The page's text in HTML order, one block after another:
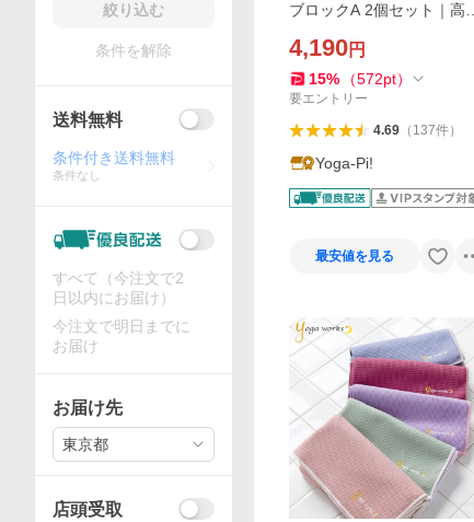
ブロックA 2個セット｜高密
骨盤 補助 プロップス｜公式
YW-E321 送料無料
4,190円
15% （572pt）
要エントリー
4.69（ 137件）
Yoga-Pi!
最安値を見る
絞り込む
条件を解除
送料無料
条件付き送料無料
条件なし
すべて（今注文で2
日以内にお届け）
今注文で明日までに
お届け
お届け先
東京都
店頭受取